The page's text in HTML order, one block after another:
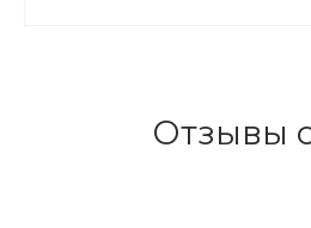
Отзывы